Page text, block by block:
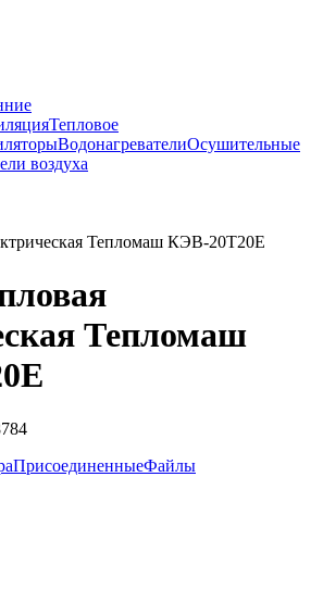
Тепловое
ВодонагревателиОсушительные
воздуха
Тепломаш КЭВ-20Т20Е
Тепломаш